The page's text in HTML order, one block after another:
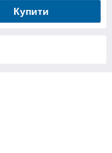
Купити